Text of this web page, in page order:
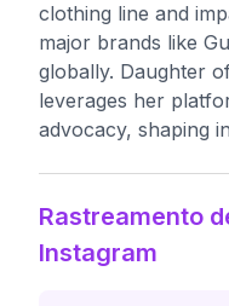
clothing line and
major brands like
globally. Daughter
leverages her
advocacy, shaping
Rastreamento
Instagram